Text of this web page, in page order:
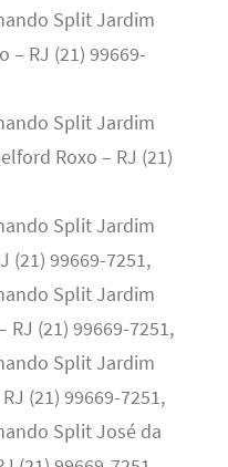
Split Jardim
– RJ (21) 99669-
Split Jardim
Roxo – RJ (21)
Split Jardim
(21) 99669-7251,
Split Jardim
(21) 99669-7251,
Split Jardim
(21) 99669-7251,
Split José da